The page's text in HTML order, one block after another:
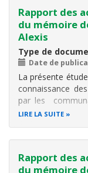
Rapport des
du mémoire
Alexis
Type de
Date de
La présente
connaissance
par les
Kibira au niveau
LIRE LA SUITE
Rapport des
du mémoire